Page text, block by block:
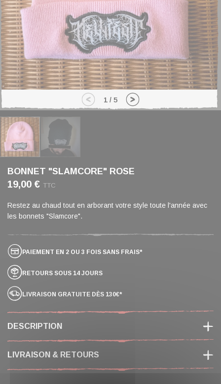
1 / 5
BONNET "SLAMCORE" ROSE
19,00 € TTC
Restez au chaud tout en arborant votre style toute l'année avec
les bonnets "Slamcore".
LIVRAISON GRATUITE DÈS 130€*
RETOURS SOUS 14 JOURS
PAIEMENT EN 2 OU 3 FOIS SANS FRAIS*
DESCRIPTION
LIVRAISON & RETOURS